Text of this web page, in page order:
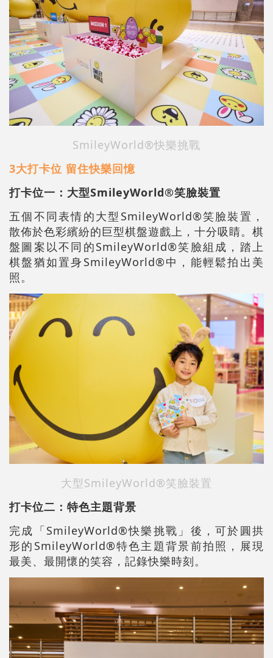
SmileyWorld®快樂挑戰
3大打卡位 留住快樂回憶
打卡位一：大型SmileyWorld®笑臉裝置
五個不同表情的大型SmileyWorld®笑臉裝置，
散佈於色彩繽紛的巨型棋盤遊戲上，十分吸睛。棋
盤圖案以不同的SmileyWorld®笑臉組成，踏上
棋盤猶如置身SmileyWorld®中，能輕鬆拍出美
照。
大型SmileyWorld®笑臉裝置
打卡位二：特色主題背景
完成「SmileyWorld®快樂挑戰」後，可於圓拱
形的SmileyWorld®特色主題背景前拍照，展現
最美、最開懷的笑容，記錄快樂時刻。